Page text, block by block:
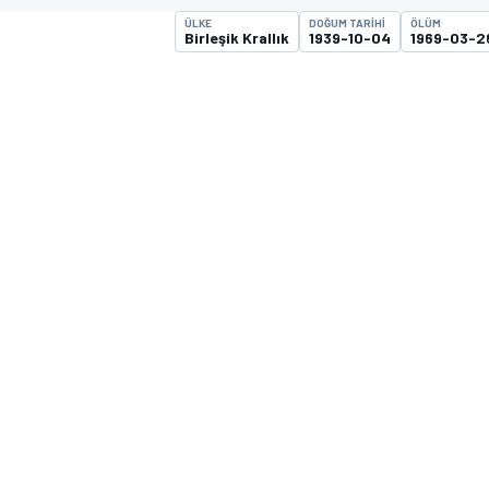
MOTOGP
ÜLKE
Birleşik Krallık
DOĞUM TARIHI
1939-10-04
ÖLÜM
1969-03-